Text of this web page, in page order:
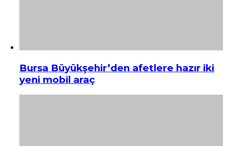
Bursa Büyükşehir’den afetlere hazır iki
yeni mobil araç